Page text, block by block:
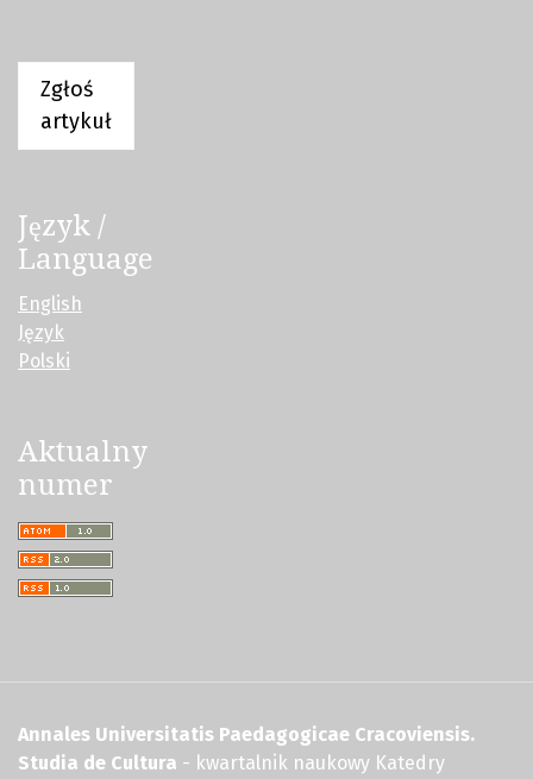
Zgłoś
artykuł
Język /
Language
English
Język
Polski
Aktualny
numer
Annales Universitatis Paedagogicae Cracoviensis.
Studia de Cultura - kwartalnik naukowy Katedry